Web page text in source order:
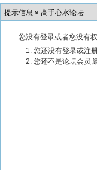
提示信息 » 高手心水论坛
您没有登录或者您没有
您还没有登录或注
您还不是论坛会员,